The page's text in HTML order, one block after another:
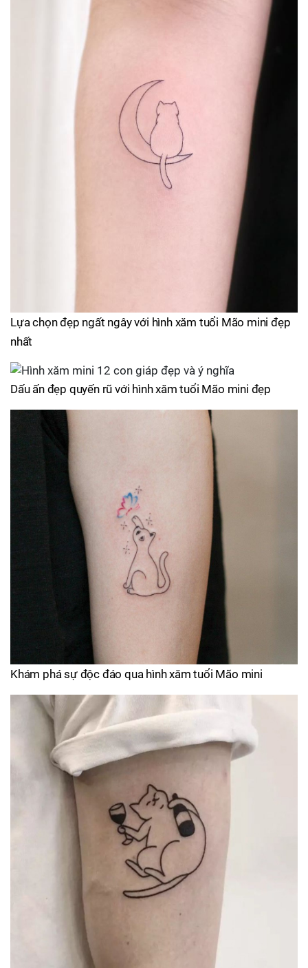
Lựa chọn đẹp ngất ngây với hình xăm tuổi Mão mini đẹp
nhất
Dấu ấn đẹp quyến rũ với hình xăm tuổi Mão mini đẹp
Khám phá sự độc đáo qua hình xăm tuổi Mão mini